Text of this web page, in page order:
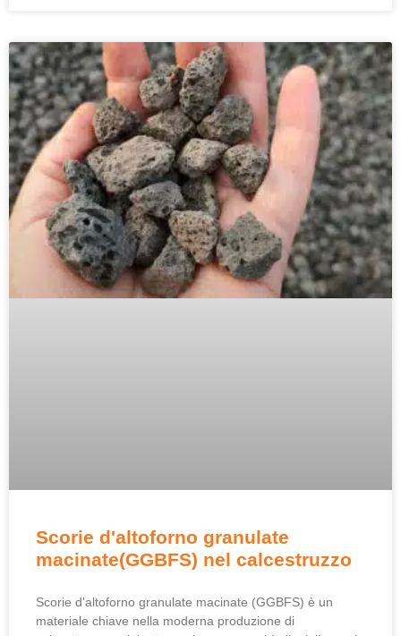
Scorie d'altoforno granulate
macinate(GGBFS) nel calcestruzzo
Scorie d'altoforno granulate macinate (GGBFS) è un
materiale chiave nella moderna produzione di